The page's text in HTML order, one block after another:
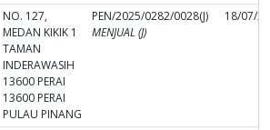
NO. 127,
MEDAN KIKIK 1
TAMAN
INDERAWASIH
13600 PERAI
13600 PERAI
PULAU PINANG
PEN/2025/0282/0028(J)
MENJUAL (J)
18/07/